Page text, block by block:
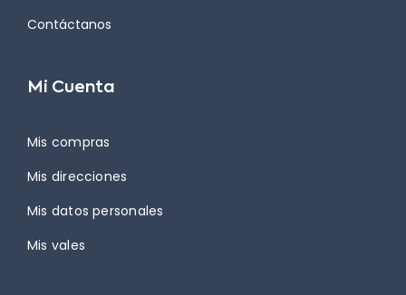
Contáctanos
Mi Cuenta
Mis compras
Mis direcciones
Mis datos personales
Mis vales